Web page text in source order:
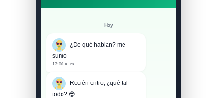
Hoy
¿De qué hablan? me
sumo
12:00 a. m.
Recién entro, ¿qué tal
todo? 😎